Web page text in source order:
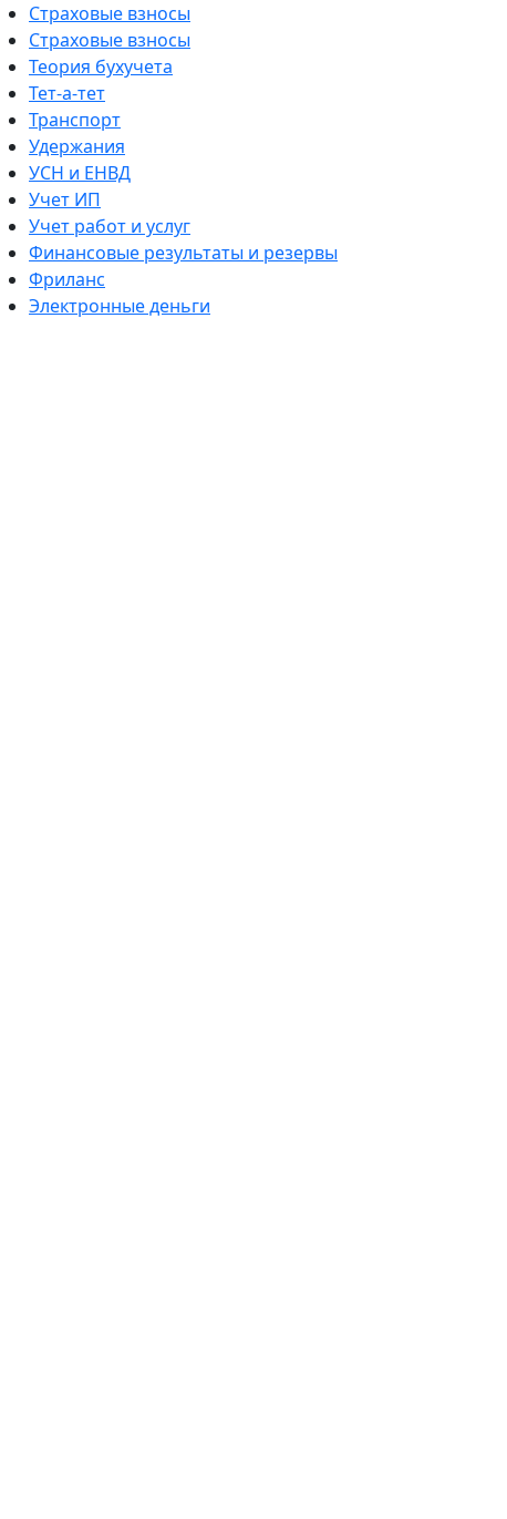
Страховые взносы
Страховые взносы
Теория бухучета
Тет-а-тет
Транспорт
Удержания
УСН и ЕНВД
Учет ИП
Учет работ и услуг
Финансовые результаты и резервы
Фриланс
Электронные деньги